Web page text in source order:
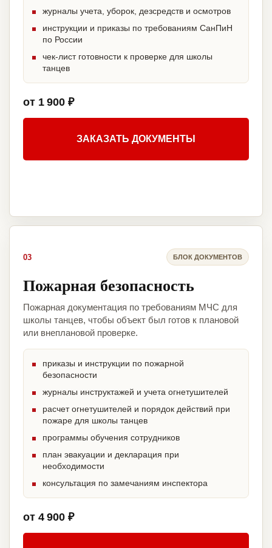
журналы учета, уборок, дезсредств и осмотров
инструкции и приказы по требованиям СанПиН
по России
чек-лист готовности к проверке для школы
танцев
от 1 900 ₽
ЗАКАЗАТЬ ДОКУМЕНТЫ
03 БЛОК ДОКУМЕНТОВ
Пожарная безопасность
Пожарная документация по требованиям МЧС для
школы танцев, чтобы объект был готов к плановой
или внеплановой проверке.
приказы и инструкции по пожарной
безопасности
журналы инструктажей и учета огнетушителей
расчет огнетушителей и порядок действий при
пожаре для школы танцев
программы обучения сотрудников
план эвакуации и декларация при
необходимости
консультация по замечаниям инспектора
от 4 900 ₽